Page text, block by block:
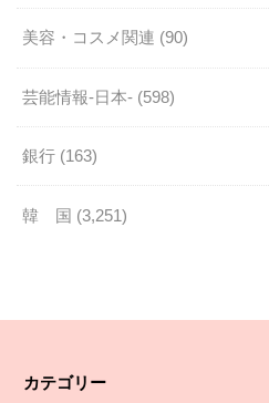
美容・コスメ関連 (90)
芸能情報-日本- (598)
銀行 (163)
韓 国 (3,251)
カテゴリー